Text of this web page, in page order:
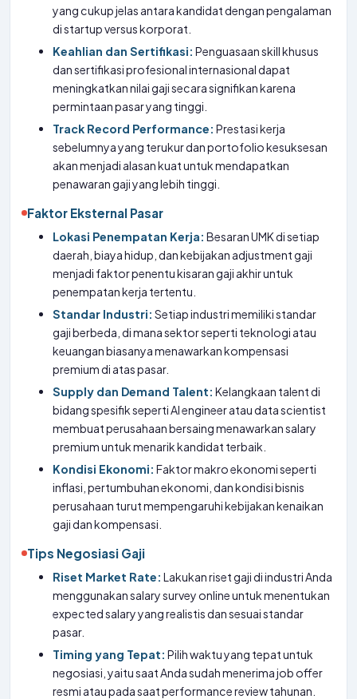
yang cukup jelas antara kandidat dengan pengalaman
di startup versus korporat.
Keahlian dan Sertifikasi: Penguasaan skill khusus
dan sertifikasi profesional internasional dapat
meningkatkan nilai gaji secara signifikan karena
permintaan pasar yang tinggi.
Track Record Performance: Prestasi kerja
sebelumnya yang terukur dan portofolio kesuksesan
akan menjadi alasan kuat untuk mendapatkan
penawaran gaji yang lebih tinggi.
Faktor Eksternal Pasar
Lokasi Penempatan Kerja: Besaran UMK di setiap
daerah, biaya hidup, dan kebijakan adjustment gaji
menjadi faktor penentu kisaran gaji akhir untuk
penempatan kerja tertentu.
Standar Industri: Setiap industri memiliki standar
gaji berbeda, di mana sektor seperti teknologi atau
keuangan biasanya menawarkan kompensasi
premium di atas pasar.
Supply dan Demand Talent: Kelangkaan talent di
bidang spesifik seperti AI engineer atau data scientist
membuat perusahaan bersaing menawarkan salary
premium untuk menarik kandidat terbaik.
Kondisi Ekonomi: Faktor makro ekonomi seperti
inflasi, pertumbuhan ekonomi, dan kondisi bisnis
perusahaan turut mempengaruhi kebijakan kenaikan
gaji dan kompensasi.
Tips Negosiasi Gaji
Riset Market Rate: Lakukan riset gaji di industri Anda
menggunakan salary survey online untuk menentukan
expected salary yang realistis dan sesuai standar
pasar.
Timing yang Tepat: Pilih waktu yang tepat untuk
negosiasi, yaitu saat Anda sudah menerima job offer
resmi atau pada saat performance review tahunan.